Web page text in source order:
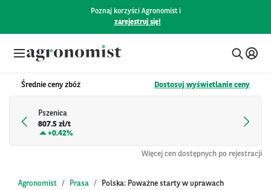
Poznaj korzyści Agronomist i
zarejestruj się!
Średnie ceny zbóż Dostosuj wyświetlanie ceny
Pszenica
807.5 zł/t
+0.42%
Więcej cen dostępnych po rejestracji
Agronomist Prasa
Polska: Poważne starty w uprawach